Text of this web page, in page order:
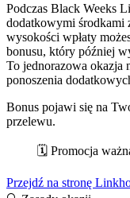
Podczas Black Weeks
dodatkowymi środkami
wysokości wpłaty
bonusu, który później
To jednorazowa okazja
ponoszenia
Bonus pojawi się na
przelewu.
🗓️ Promocja
Przejdź na stronę